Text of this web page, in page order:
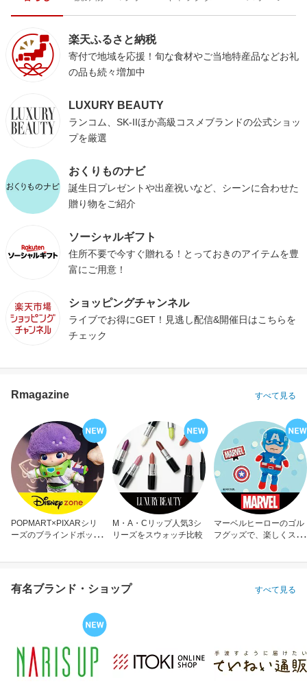
楽天ふるさと納税
寄付で地域を応援！旬な食材やご当地特産品などお礼
の品も続々増加中
LUXURY BEAUTY
ランコム、SK-IIほか高級コスメブランドの公式ショッ
プを厳選
おくりものナビ
誕生日プレゼントや出産祝いなど、シーンに合わせた
贈り物をご紹介
ソーシャルギフト
住所不要で今すぐ贈れる！とっておきのアイテムを豊
富にご用意！
ショッピングチャンネル
ライブでお得にGET！見逃し配信&開催日はこちらを
チェック
Rmagazine すべて見る
POPMART×PIXARシリ
ーズのブラインドボック
M・A・Cリップ人気3シ
リーズをスウォッチ比較
マーベルヒーローのゴル
フグッズで、楽しくスコ
有名ブランド・ショップ すべて見る